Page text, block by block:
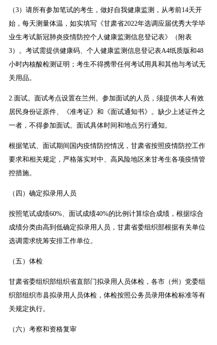
（3）请所有参加笔试的考生，做好自我健康监测，从考前14天开
始，每天测量体温，如实填写《甘肃省2022年选调应届优秀大学毕
业生考试新冠肺炎疫情防控个人健康监测信息登记表》（附表
3）。考试需提供健康码、个人健康监测信息登记表A4纸质版和48
小时内核酸检测证明；考生不得携带任何考试用具和其他与考试无
关用品。
2.面试。面试考点设置在兰州。参加面试的人员，须提供本人有效
居民身份证原件、《准考证》和《面试通知书》。缺少上述证件之
一者，不得参加面试。面试具体时间和地点另行通知。
根据笔试、面试期间国内疫情防控情况，甘肃省按照疫情防控工作
要求和相关规定，严格落实对中、高风险地区来甘考生各项疫情管
控措施。
（四）确定拟录用人员
按照笔试成绩60%、面试成绩40%的比例计算综合成绩，根据综合
成绩分类由高到低确定拟录用人员，甘肃省委组织部根据有关单位
选调需求统筹安排工作单位。
（五）体检
甘肃省委组织部组织省直部门拟录用人员体检，各市（州）党委组
织部组织市县拟录用人员体检，体检按照公务员录用体检标准等有
关规定执行。
（六）考察和资格复审